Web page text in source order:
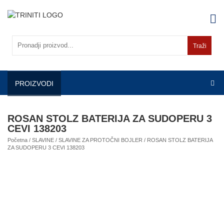
Traži
PROIZVODI
ROSAN STOLZ BATERIJA ZA SUDOPERU 3
CEVI 138203
Početna / SLAVINE / SLAVINE ZA PROTOČNI BOJLER / ROSAN STOLZ BATERIJA
ZA SUDOPERU 3 CEVI 138203